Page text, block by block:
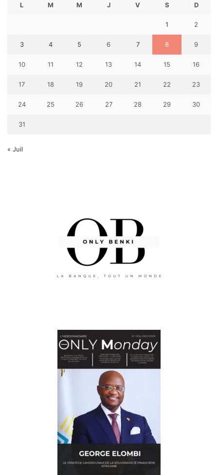
L M M J V S D
1 2
3 4 5 6 7 8 9
10 11 12 13 14 15 16
17 18 19 20 21 22 23
24 25 26 27 28 29 30
31
« Juil